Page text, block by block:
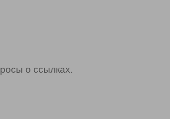
о ссылках.